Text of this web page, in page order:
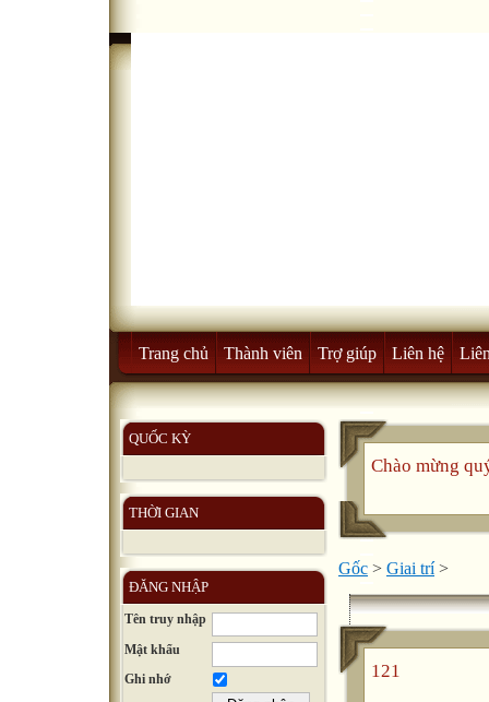
Trang chủ Thành viên Trợ giúp Liên hệ
QUỐC KỲ
THỜI GIAN
ĐĂNG NHẬP
Tên truy nhập
Mật khẩu
Ghi nhớ
Chào mừng
Gốc > Giai trí>
121